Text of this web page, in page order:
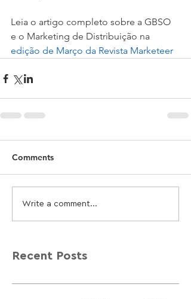
Leia o artigo completo sobre a GBSO
e o Marketing de Distribuição na
edição de Março da Revista Marketeer
Comments
Write a comment...
Recent Posts